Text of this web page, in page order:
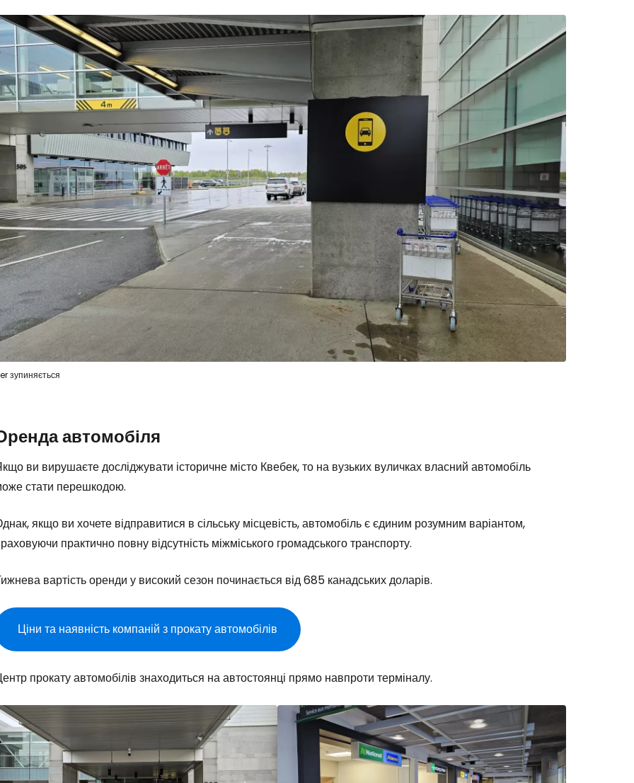
зупиняється
автомобіля
ви вирушаєте досліджувати історичне місто Квебек, то на вузьких вуличках власний автомобіль
стати перешкодою.
якщо ви хочете відправитися в сільську місцевість, автомобіль є єдиним розумним варіантом,
практично повну відсутність міжміського громадського транспорту.
вартість оренди у високий сезон починається від 685 канадських доларів.
Ціни та наявність компаній з прокату автомобілів
прокату автомобілів знаходиться на автостоянці прямо навпроти терміналу.